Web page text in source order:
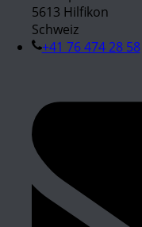
5613 Hilfikon
Schweiz
+41 76 474 28 58